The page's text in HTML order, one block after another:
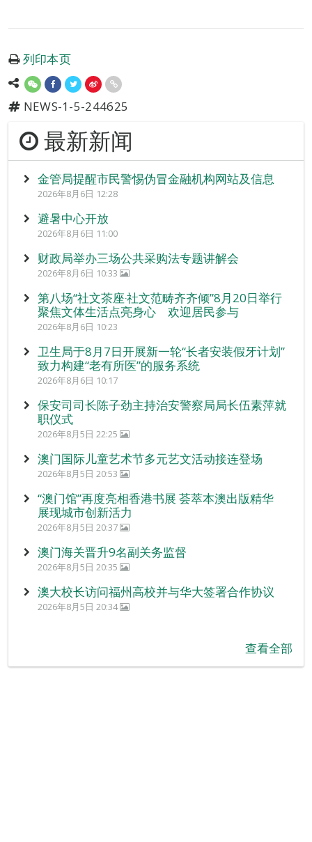
列印本页
NEWS-1-5-244625
最新新闻
金管局提醒市民警惕伪冒金融机构网站及信息
2026年8月6日 12:28
避暑中心开放
2026年8月6日 11:00
财政局举办三场公共采购法专题讲解会
2026年8月6日 10:33
第八场“社文茶座‧社文范畴齐齐倾”8月20日举行
聚焦文体生活点亮身心 欢迎居民参与
2026年8月6日 10:23
卫生局于8月7日开展新一轮“长者安装假牙计划”
致力构建“老有所医”的服务系统
2026年8月6日 10:17
保安司司长陈子劲主持治安警察局局长伍素萍就
职仪式
2026年8月5日 22:25
澳门国际儿童艺术节多元艺文活动接连登场
2026年8月5日 20:53
“澳门馆”再度亮相香港书展 荟萃本澳出版精华
展现城市创新活力
2026年8月5日 20:37
澳门海关晋升9名副关务监督
2026年8月5日 20:35
澳大校长访问福州高校并与华大签署合作协议
2026年8月5日 20:34
查看全部